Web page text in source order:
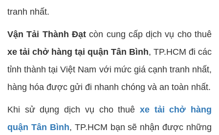
tranh nhất.
Vận Tải Thành Đạtcòn cung cấp dịch vụ cho thuê
xe tải chở hàng tại quận Tân Bình, TP.HCM đi các
tỉnh thành tại Việt Nam với mức giá cạnh tranh nhất,
hàng hóa được gửi đi nhanh chóng và an toàn nhất.
Khi sử dụng dịch vụ cho thuê xe tải chở hàng
quận Tân Bình, TP.HCM bạn sẽ nhận được những